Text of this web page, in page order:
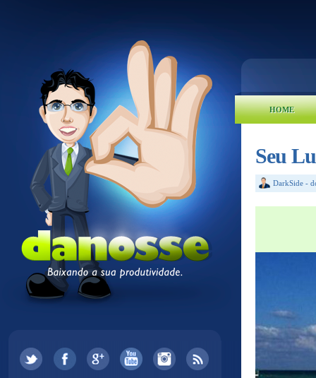
HOME
Seu
DarkSide -